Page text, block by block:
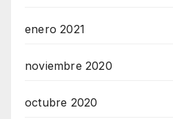
enero 2021
noviembre 2020
octubre 2020